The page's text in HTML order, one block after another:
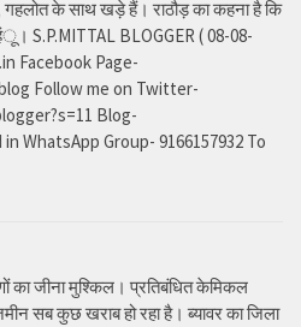
गहलोत के साथ खड़े हैं। राठौड़ का कहना है कि
S.P.MITTAL BLOGGER ( 08-08-
Facebook Page-
Follow me on Twitter-
Blog-
WhatsApp Group- 9166157932 To
का जीना मुश्किल। प्रतिबंधित केमिकल
सब कुछ खराब हो रहा है। ब्यावर का जिला